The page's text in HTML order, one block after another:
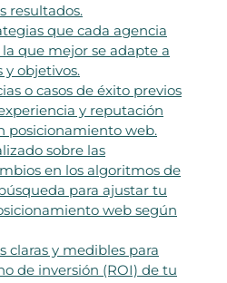
resultados.
que cada agencia
que mejor se adapte a
y objetivos.
o casos de éxito previos
y reputación
posicionamiento web.
sobre las
en los algoritmos de
para ajustar tu
web según
claras y medibles para
de inversión (ROI) de tu